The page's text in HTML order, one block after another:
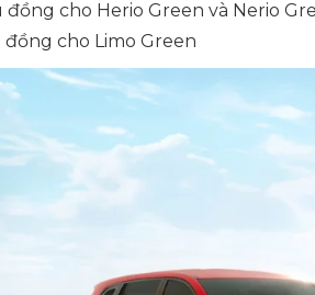
đồng cho Herio Green và Nerio
đồng cho Limo Green